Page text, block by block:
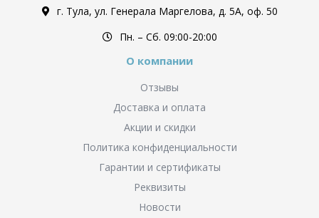
г. Тула, ул. Генерала Маргелова, д. 5А, оф. 50
Пн. – Cб. 09:00-20:00
О компании
Отзывы
Доставка и оплата
Акции и скидки
Политика конфиденциальности
Гарантии и сертификаты
Реквизиты
Новости